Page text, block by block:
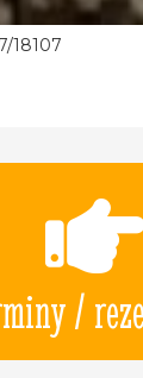
18107
/